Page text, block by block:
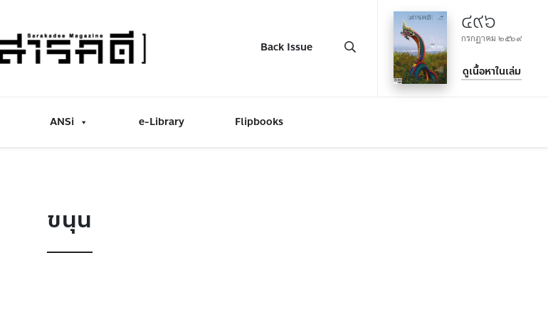
Back Issue
๔๙๖
กรกฎาคม ๒๕๖๙
ดูเนื้อหาในเล่ม
ANSi e-Library Flipbooks
ขนุน